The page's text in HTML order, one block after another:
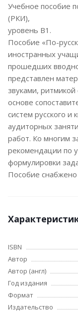
Учебное пособие
(РКИ),
уровень В1.
Пособие «По-
иностранных
прошедших
представлен
звуками,
основе
систем русского и
аудиторных
работ. Ко многим
рекомендации по
формулировки
Пособие
ISBN
Автор
Автор (англ)
Год издания
Формат
Издательство